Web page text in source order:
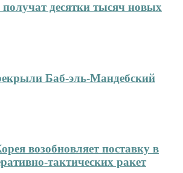
десятки тысяч новых
Баб-эль-Мандебский
возобновляет поставку в
тактических ракет